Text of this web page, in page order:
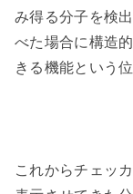
み得る分子を検
べた場合に構造
きる機能という
これからチェッ